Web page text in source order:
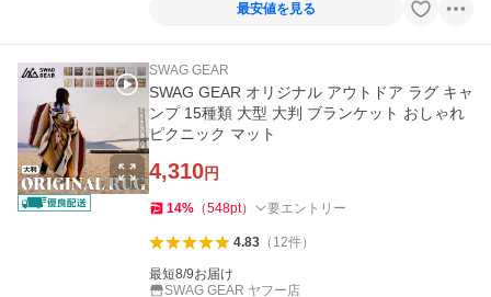
最安値を見る
SWAG GEAR
SWAG GEAR オリジナル アウトドア ラグ キャ
ンプ 15種類 大型 大判 ブランケット おしゃれ
ピクニック マット
4,310円
14% （548pt） 要エントリー
4.83（ 12件）
最短8/9お届け
SWAG GEAR ヤフー店